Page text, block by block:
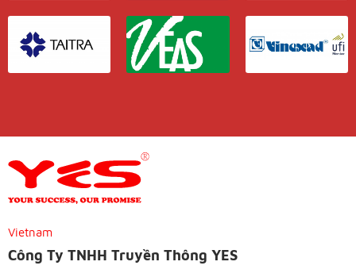
Vietnam
Công Ty TNHH Truyền Thông YES